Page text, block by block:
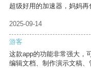
超级好用的加速器，妈妈再
2025-09-14
游客
这款app的功能非常强大，
编辑文档、制作演示文稿、